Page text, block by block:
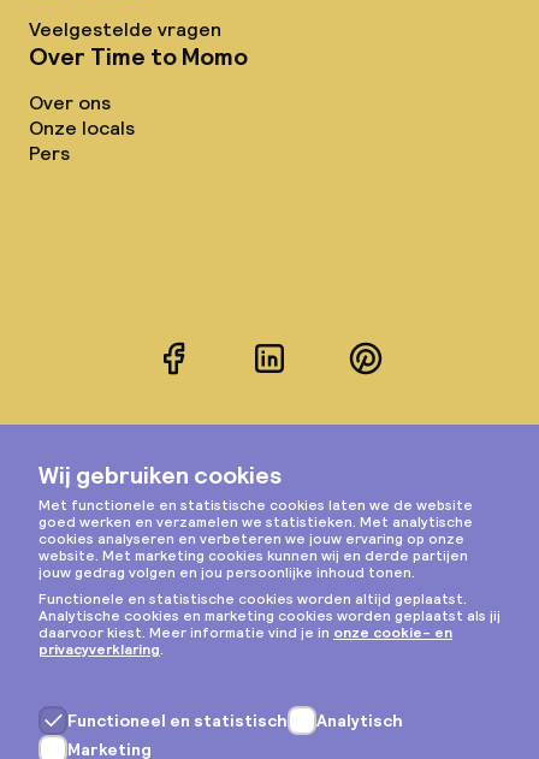
Veelgestelde vragen
Over Time to Momo
Over ons
Onze locals
Pers
FacebookLinkedInPinterest
Instagram
Privacy & cookies
Algemene voorwaarden